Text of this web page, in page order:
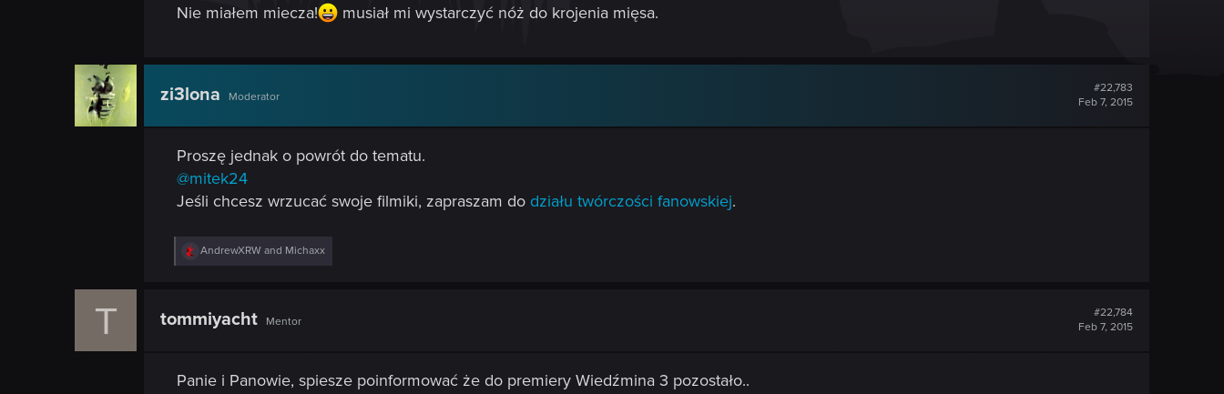
Nie miałem miecza! musiał mi wystarczyć nóż do krojenia mięsa.
zi3lona Moderator
#22,783
Feb 7, 2015
Proszę jednak o powrót do tematu.
@mitek24
Jeśli chcesz wrzucać swoje filmiki, zapraszam do działu twórczości fanowskiej.
R
e
i
:
AndrewXRW and Michaxx
T tommiyacht Mentor
#22,784
Feb 7, 2015
Panie i Panowie, spiesze poinformować że do premiery Wiedźmina 3 pozostało..